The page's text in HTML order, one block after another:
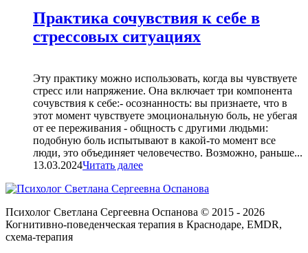
Практика сочувствия к себе в
стрессовых ситуациях
Эту практику можно использовать, когда вы чувствуете
стресс или напряжение. Она включает три компонента
сочувствия к себе:- осознанность: вы признаете, что в
этот момент чувствуете эмоциональную боль, не убегая
от ее переживания - общность с другими людьми:
подобную боль испытывают в какой-то момент все
люди, это объединяет человечество. Возможно, раньше...
13.03.2024Читать далее
Психолог Светлана Сергеевна Оспанова © 2015 - 2026
Когнитивно-поведенческая терапия в Краснодаре, EMDR,
схема-терапия